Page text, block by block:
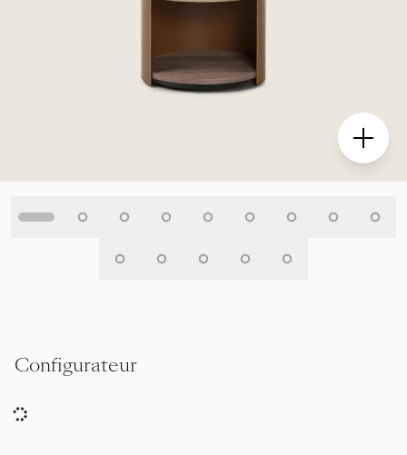
Configurateur